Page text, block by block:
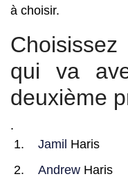
à choisir.
qui va
deuxième
.
Jamil Haris
Andrew Haris